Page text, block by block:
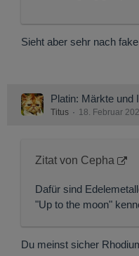
Sieht aber sehr nach
Platin: Märkte und
Titus 18. Februar
Zitat von Cepha
Dafür sind
"Up to the moon"
Du meinst sicher